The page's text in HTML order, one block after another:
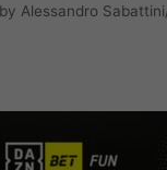
Alessandro